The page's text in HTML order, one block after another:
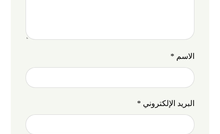
الاسم *
البريد الإلكتروني *